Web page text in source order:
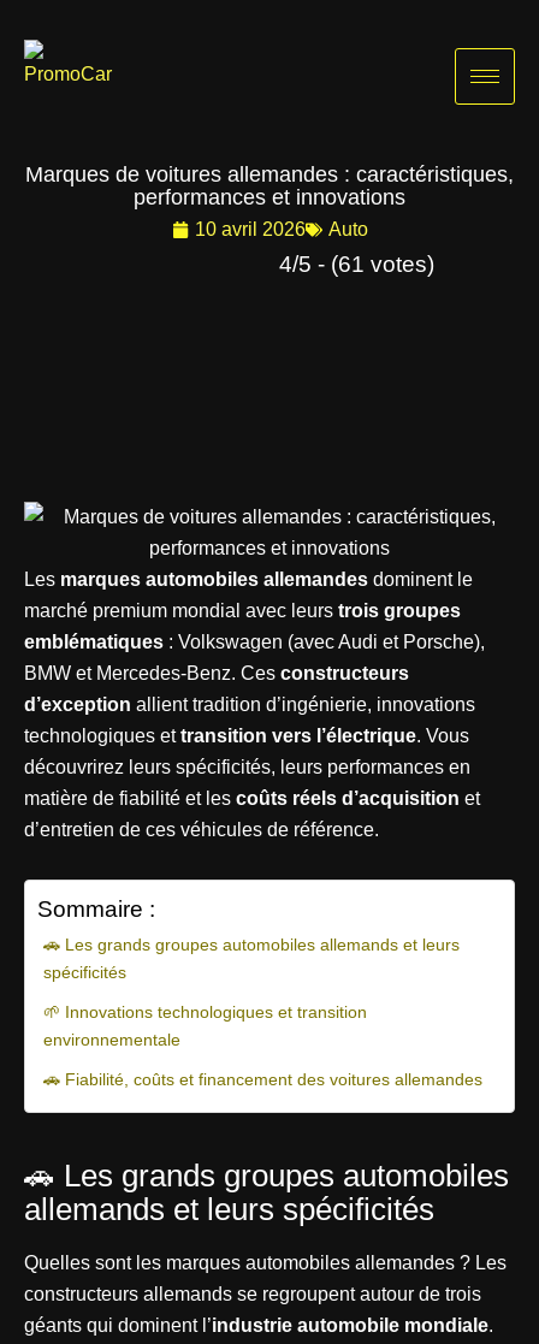
contenu
Marques de voitures allemandes : caractéristiques,
performances et innovations
10 avril 2026 Auto
4/5 - (61 votes)
Les marques automobiles allemandes dominent le
marché premium mondial avec leurs trois groupes
emblématiques : Volkswagen (avec Audi et Porsche),
BMW et Mercedes-Benz. Ces constructeurs
d’exception allient tradition d’ingénierie, innovations
technologiques ettransition vers l’électrique. Vous
découvrirez leurs spécificités, leurs performances en
matière de fiabilité et les coûts réels d’acquisition et
d’entretien de ces véhicules de référence.
Sommaire :
🚗 Les grands groupes automobiles allemands et leurs
spécificités
🌱 Innovations technologiques et transition
environnementale
🚗 Fiabilité, coûts et financement des voitures allemandes
🚗 Les grands groupes automobiles
allemands et leurs spécificités
Quelles sont les marques automobiles allemandes ? Les
constructeurs allemands se regroupent autour de trois
géants qui dominent l’industrie automobile mondiale.